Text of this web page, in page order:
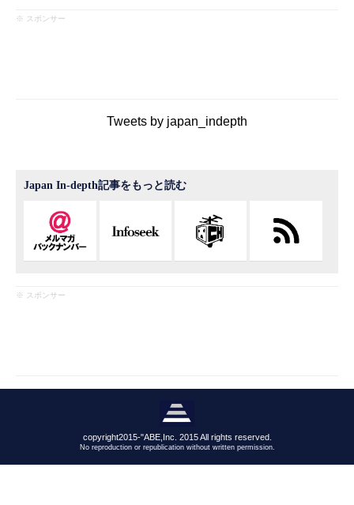
※ スポンサー
Tweets by japan_indepth
Japan In-depth記事をもっと読む
※ スポンサー
copyright2015-"ABE,Inc. 2015 All rights reserved.
No reproduction or republication without written permission.